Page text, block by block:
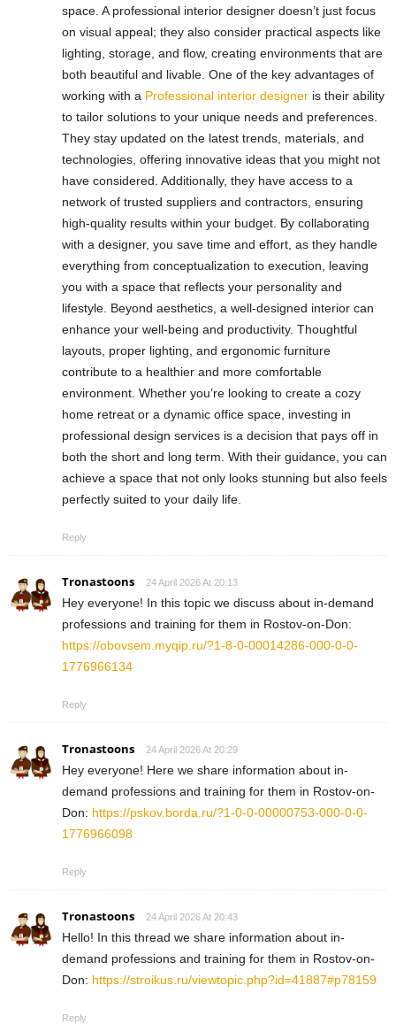
space. A professional interior designer doesn’t just focus
on visual appeal; they also consider practical aspects like
lighting, storage, and flow, creating environments that are
both beautiful and livable. One of the key advantages of
working with a Professional interior designer is their ability
to tailor solutions to your unique needs and preferences.
They stay updated on the latest trends, materials, and
technologies, offering innovative ideas that you might not
have considered. Additionally, they have access to a
network of trusted suppliers and contractors, ensuring
high-quality results within your budget. By collaborating
with a designer, you save time and effort, as they handle
everything from conceptualization to execution, leaving
you with a space that reflects your personality and
lifestyle. Beyond aesthetics, a well-designed interior can
enhance your well-being and productivity. Thoughtful
layouts, proper lighting, and ergonomic furniture
contribute to a healthier and more comfortable
environment. Whether you’re looking to create a cozy
home retreat or a dynamic office space, investing in
professional design services is a decision that pays off in
both the short and long term. With their guidance, you can
achieve a space that not only looks stunning but also feels
perfectly suited to your daily life.
Reply
Tronastoons 24 April 2026 At 20:13
Hey everyone! In this topic we discuss about in-demand
professions and training for them in Rostov-on-Don:
https://obovsem.myqip.ru/?1-8-0-00014286-000-0-0-
1776966134
Reply
Tronastoons 24 April 2026 At 20:29
Hey everyone! Here we share information about in-
demand professions and training for them in Rostov-on-
Don: https://pskov.borda.ru/?1-0-0-00000753-000-0-0-
1776966098
Reply
Tronastoons 24 April 2026 At 20:43
Hello! In this thread we share information about in-
demand professions and training for them in Rostov-on-
Don: https://stroikus.ru/viewtopic.php?id=41887#p78159
Reply